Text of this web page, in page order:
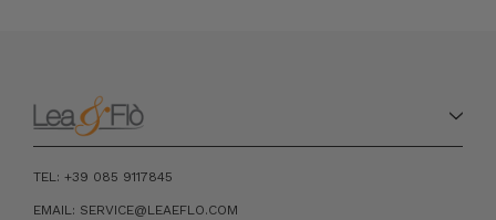
TEL: +39 085 9117845
EMAIL: SERVICE@LEAEFLO.COM